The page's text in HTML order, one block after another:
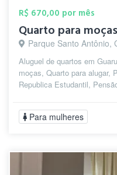
R$ 670,00 por mês
Parque Santo Antônio,
Aluguel de quartos em
moças, Quarto para alugar,
Republica Estudantil,
Para mulheres